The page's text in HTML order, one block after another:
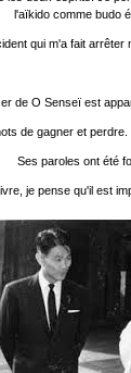
l'aïkido comme budo
qui m'a fait arrêter
de O Senseï est
de gagner et
Ses paroles ont été
je pense qu'il est